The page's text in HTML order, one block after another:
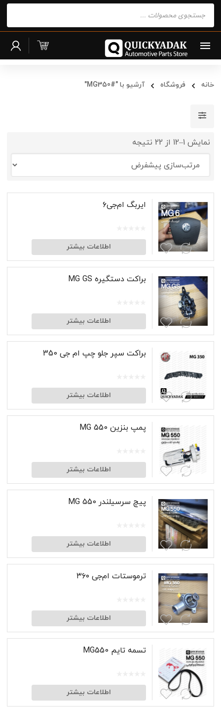
search
خانه فروشگاه آرشیو با "#MG350"
نمایش 1–12 از 22 نتیجه
ایربگ ام‌جی۶
اطلاعات بیشتر
براکت دستگیره MG GS
اطلاعات بیشتر
براکت سپر جلو چپ ام جی 350
اطلاعات بیشتر
پمپ بنزین MG 550
اطلاعات بیشتر
پیچ سرسیلندر MG 550
اطلاعات بیشتر
ترموستات ام‌جی ۳۶۰
اطلاعات بیشتر
تسمه تایم MG550
اطلاعات بیشتر